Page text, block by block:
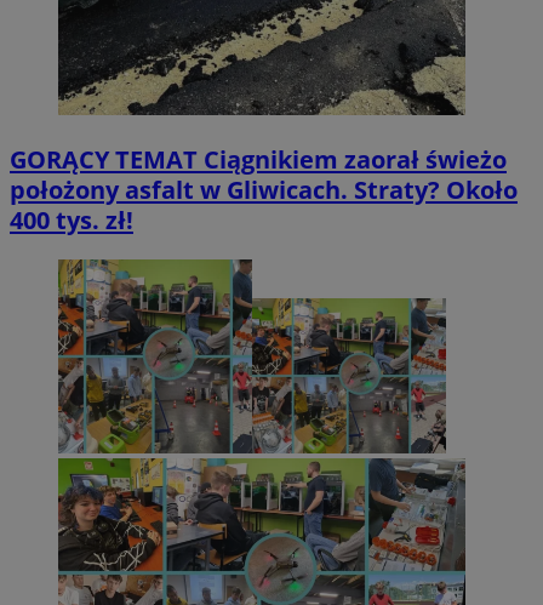
GORĄCY TEMAT Ciągnikiem zaorał świeżo
położony asfalt w Gliwicach. Straty? Około
400 tys. zł!